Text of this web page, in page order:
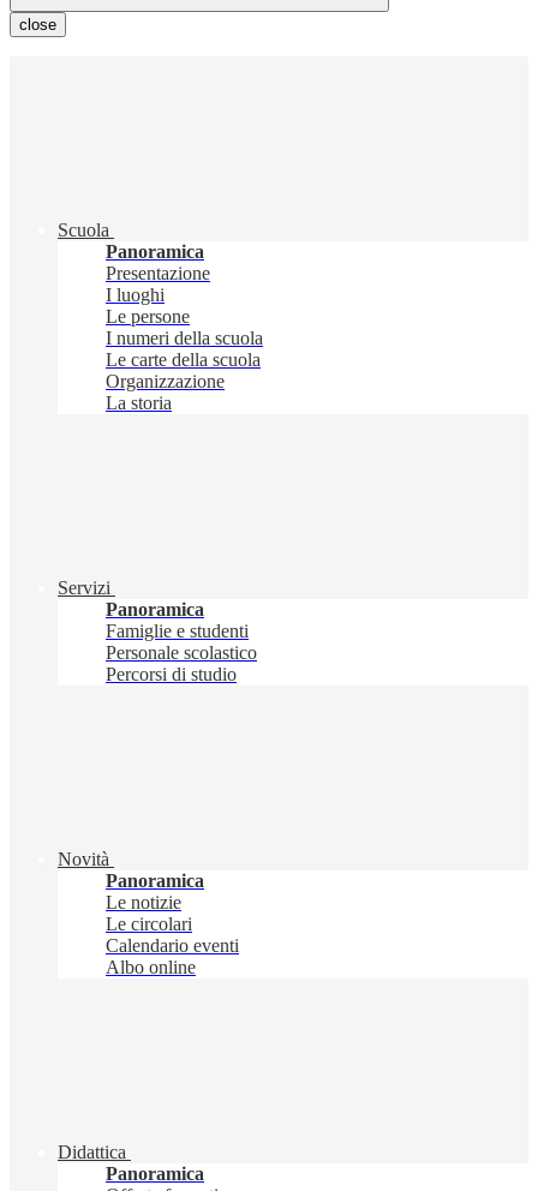
close
Scuola
Panoramica
Presentazione
I luoghi
Le persone
I numeri della scuola
Le carte della scuola
Organizzazione
La storia
Servizi
Panoramica
Famiglie e studenti
Personale scolastico
Percorsi di studio
Novità
Panoramica
Le notizie
Le circolari
Calendario eventi
Albo online
Didattica
Panoramica